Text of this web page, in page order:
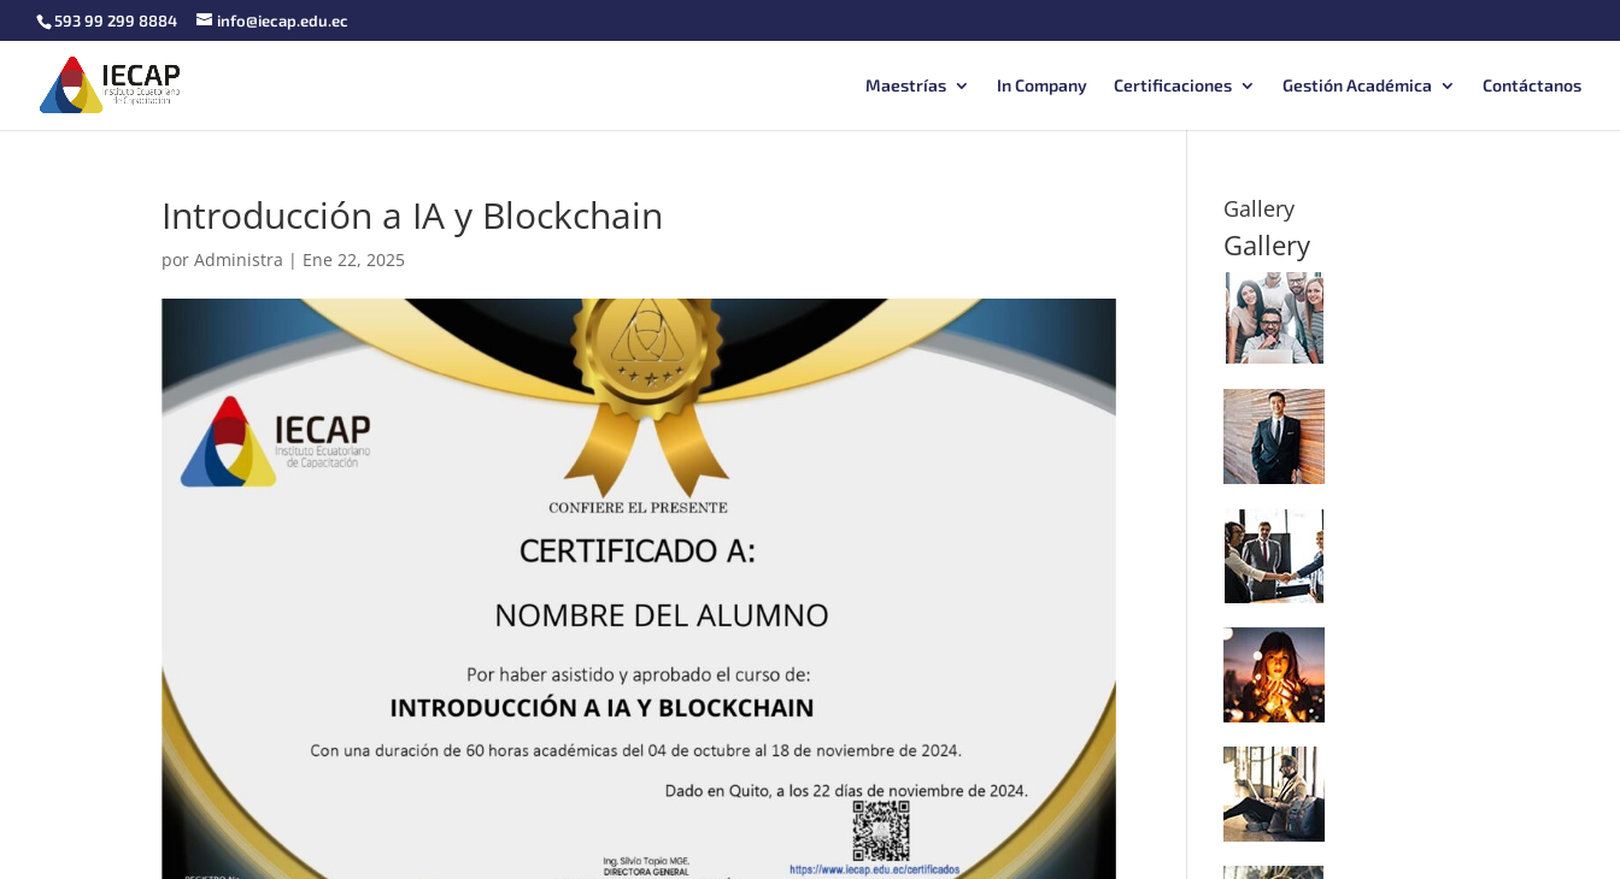
593 99 299 8884 info@iecap.edu.ec
Maestrías In Company Certificaciones Gestión Académica Contáctanos
Introducción a IA y Blockchain
porAdministra | Ene 22, 2025
Gallery
Gallery